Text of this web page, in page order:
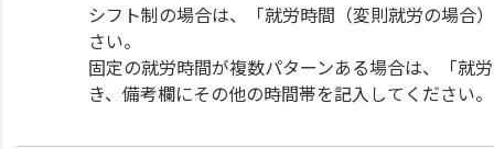
シフト制の場合は、「就労時間（変則就労の場合
さい。
固定の就労時間が複数パターンある場合は、「就
き、備考欄にその他の時間帯を記入してください。